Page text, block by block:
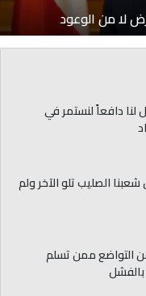
لا من الوعود
لنا دافعاً لنستمر في
الصليب تلو الآخر ولم
التواضع ممن تسلم
بالفشل